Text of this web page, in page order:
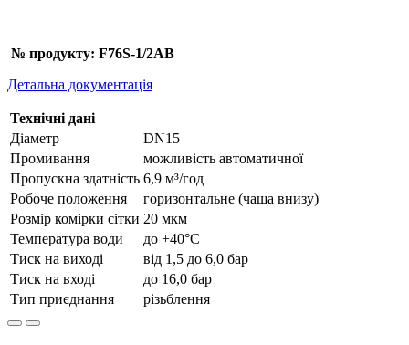
№ продукту: F76S-1/2AB
Детальна документація
Технічні дані
Діаметр
DN15
Промивання
можливість автоматичної
Пропускна здатність 6,9 м³/год
Робоче положення
горизонтальне (чаша внизу)
Розмір комірки сітки 20 мкм
Температура води
до +40°C
Тиск на виході
від 1,5 до 6,0 бар
Тиск на вході
до 16,0 бар
Тип приєднання
різьблення